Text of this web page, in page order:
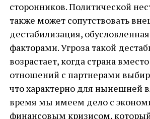
сторонников. Политической
также может сопутствовать
дестабилизация,
факторами. Угроза такой
возрастает, когда страна
отношений с партнерами
что характерно для нынешней
время мы имеем дело с
финансовым кризисом, который